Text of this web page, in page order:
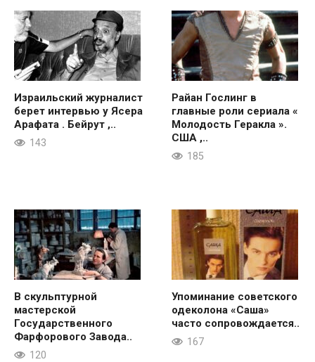
Израильский журналист
берет интервью у Ясера
Арафата . Бейрут ,..
143
Райан Гослинг в
главные роли сериала «
Молодость Геракла ».
США ,..
185
В скульптурной
мастерской
Государственного
Фарфорового Завода..
120
Упоминание советского
одеколона «Саша»
часто сопровождается..
167